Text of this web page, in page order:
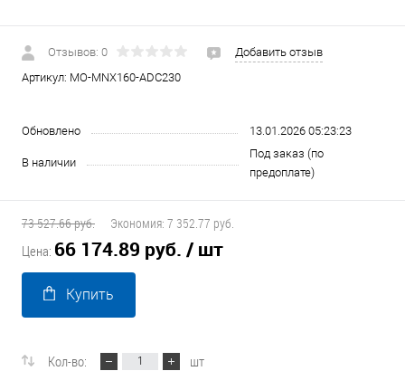
Отзывов: 0
Добавить отзыв
Артикул: MO-MNX160-ADC230
Обновлено 13.01.2026 05:23:23
В наличии
Под заказ (по
предоплате)
73 527.66 руб. Экономия: 7 352.77 руб.
Цена: 66 174.89 руб. / шт
Купить
Кол-во:
шт